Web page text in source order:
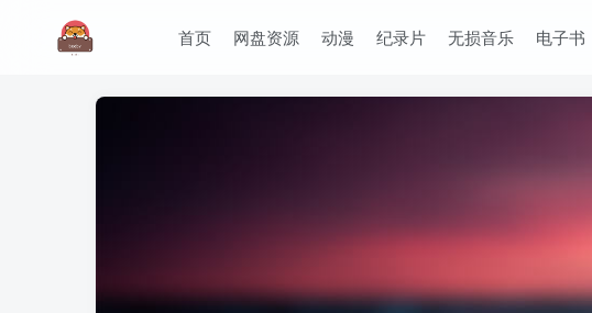
首页 网盘资源 动漫 纪录片 无损音乐 电子书